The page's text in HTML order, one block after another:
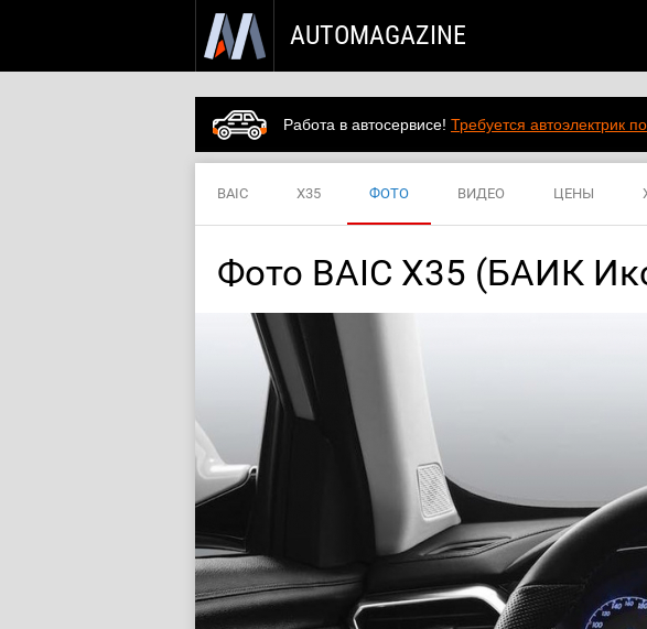
AUTOMAGAZINE
Работа в автосервисе! Требуется автоэлектрик
BAIC X35 ФОТО ВИДЕО ЦЕНЫ
Фото BAIC X35 (БАИК